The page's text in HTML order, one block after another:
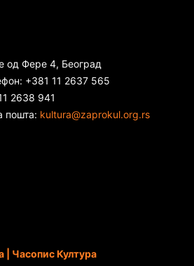
од Фере 4, Београд
+381 11 2637 565
2638 941
пошта: kultura@zaprokul.org.rs
| Часопис Култура